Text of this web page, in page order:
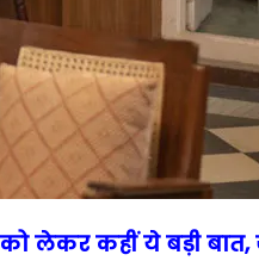
लेकर कहीं ये बड़ी बात,